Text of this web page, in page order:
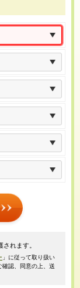
れます。
」に従って取り扱い
確認、同意の上、送